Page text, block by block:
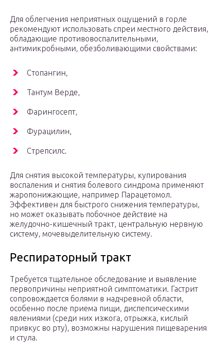
Для облегчения неприятных ощущений в горле
рекомендуют использовать спреи местного действия,
обладающие противовоспалительными,
антимикробными, обезболивающими свойствами:
Стопангин,
Тантум Верде,
Фарингосепт,
Фурацилин,
Стрепсилс.
Для снятия высокой температуры, купирования
воспаления и снятия болевого синдрома применяют
жаропонижающие, например Парацетомол.
Эффективен для быстрого снижения температуры,
но может оказывать побочное действие на
желудочно-кишечный тракт, центральную нервную
систему, мочевыделительную систему.
Респираторный тракт
Требуется тщательное обследование и выявление
первопричины неприятной симптоматики. Гастрит
сопровождается болями в надчревной области,
особенно после приема пищи, диспепсическими
явлениями (среди них изжога, отрыжка, кислый
привкус во рту), возможны нарушения пищеварения
и стула.